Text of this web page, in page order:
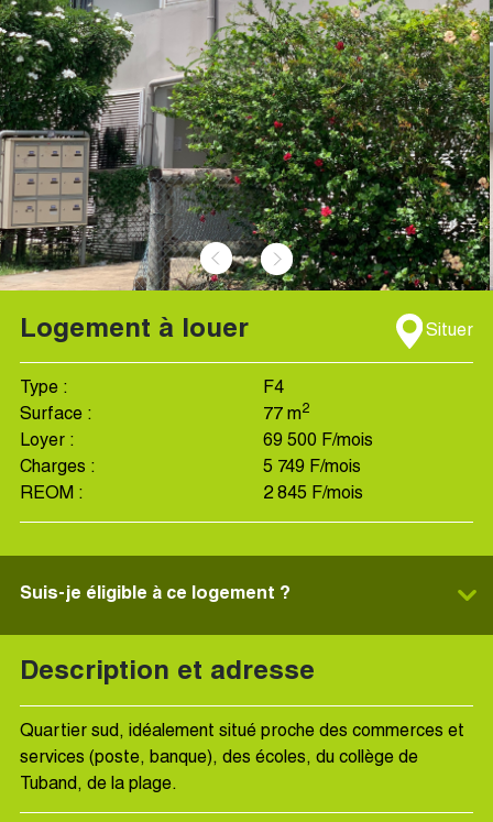
‹ ›
Logement à louer Situer
Type :
F4
Surface :
77 m2
Loyer :
69 500 F/mois
Charges :
5 749 F/mois
REOM :
2 845 F/mois
Suis-je éligible à ce logement ?
Description et adresse
Quartier sud, idéalement situé proche des commerces et
services (poste, banque), des écoles, du collège de
Tuband, de la plage.